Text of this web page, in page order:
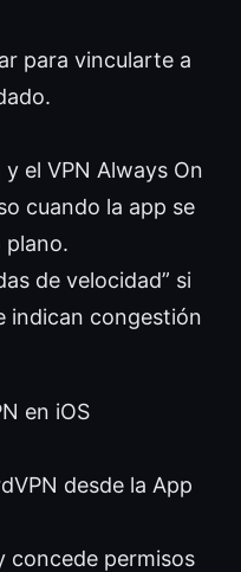
para vincularte a
el VPN Always On
cuando la app se
plano.
de velocidad” si
indican congestión
en iOS
desde la App
concede permisos